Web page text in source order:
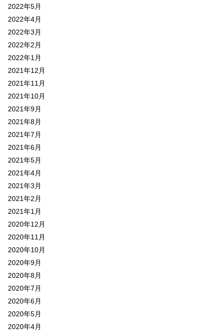
2022年5月
2022年4月
2022年3月
2022年2月
2022年1月
2021年12月
2021年11月
2021年10月
2021年9月
2021年8月
2021年7月
2021年6月
2021年5月
2021年4月
2021年3月
2021年2月
2021年1月
2020年12月
2020年11月
2020年10月
2020年9月
2020年8月
2020年7月
2020年6月
2020年5月
2020年4月